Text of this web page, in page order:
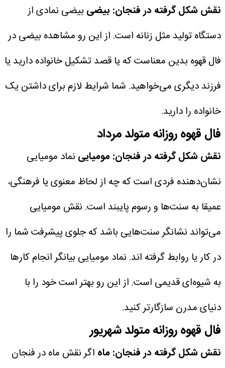
نقش شکل گرفته در فنجان: بیضی بیضی نمادی از
دستگاه تولید مثل زنانه است. از این رو مشاهده بیضی در
فال قهوه بدین معناست که یا قصد تشکیل خانواده دارید یا
فرزند دیگری می‌خواهید. شما شرایط لازم برای داشتن یک
خانواده را دارید.
فال قهوه روزانه متولد مرداد
نقش شکل گرفته در فنجان: مومیایی نماد مومیایی
نشان‌دهنده فردی است که چه از لحاظ معنوی یا فرهنگی،
عمیقا به سنت‌ها و رسوم پایبند است. نقش مومیایی
می‌تواند نشانگر سنت‌هایی باشد که جلوی پیشرفت شما را
در کار یا روابط گرفته اند. نماد مومیایی بیانگر انجام کار‌ها
به شیوه‌ای قدیمی است. از این رو بهتر است خود را با
دنیای مدرن سازگارتر کنید.
فال قهوه روزانه متولد شهریور
نقش شکل گرفته در فنجان: ماه اگر نقش ماه در فنجان